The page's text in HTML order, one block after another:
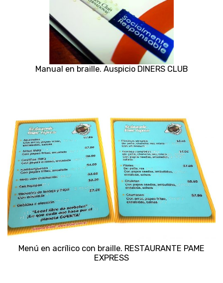
Manual en braille. Auspicio DINERS CLUB
Menú en acrílico con braille. RESTAURANTE PAME
EXPRESS